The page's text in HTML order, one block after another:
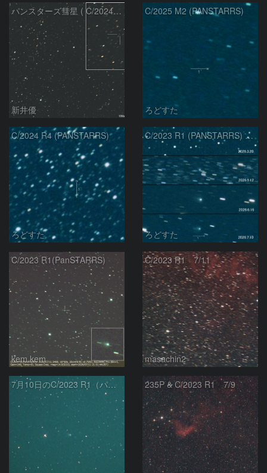
パンスターズ彗星 ( C/2024R4 )：2026/07/27
新井優
C/2025 M2 (PANSTARRS)
ろどすた
C/2024 R4 (PANSTARRS)
ろどすた
C/2023 R1 (PANSTARRS) の変化
ろどすた
C/2023 R1(PanSTARRS)
kem.kem
C/2023 R1 7/11
masachin2
7月10日のC/2023 R1（パンスターズ彗星） 235P & C/2023 R1 7/9